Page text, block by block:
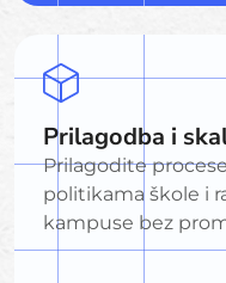
Prilagodba i
Prilagodite
politikama škole i
kampuse bez